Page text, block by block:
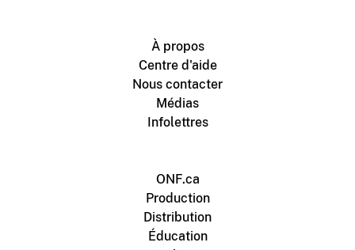
À propos
Centre d'aide
Nous contacter
Médias
Infolettres
ONF.ca
Production
Distribution
Éducation